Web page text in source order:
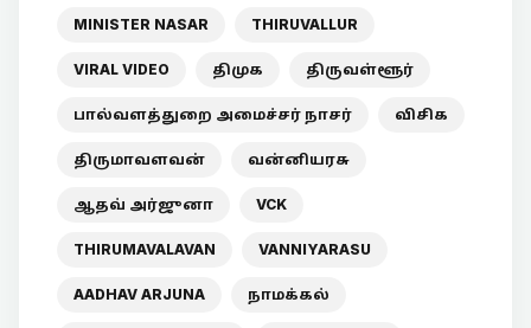
MINISTER NASAR THIRUVALLUR
VIRAL VIDEO திமுக திருவள்ளூர்
பால்வளத்துறை அமைச்சர் நாசர் விசிக
திருமாவளவன் வன்னியரசு
ஆதவ் அர்ஜுனா VCK
THIRUMAVALAVAN VANNIYARASU
AADHAV ARJUNA நாமக்கல்